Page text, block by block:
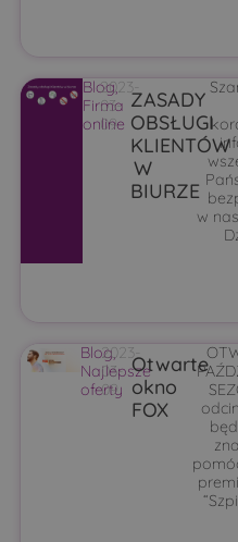
Blog,
Firma
online
2023-
03-
09
ZASADY
OBSŁUGI
KLIENTÓW
W
BIURZE
w
Blog
Najlepsze
oferty
2023-
03-
09
Otwarte
okno
FOX